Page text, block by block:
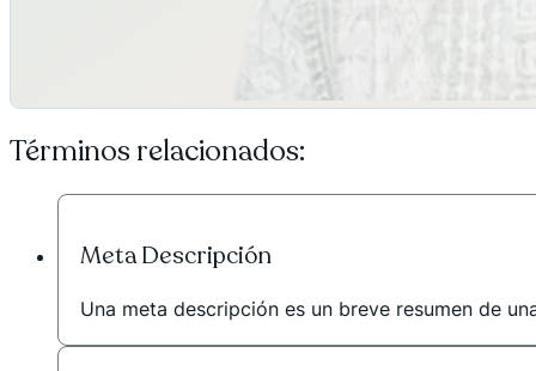
Términos relacionados:
Meta Descripción
Una meta descripción es un breve resumen de